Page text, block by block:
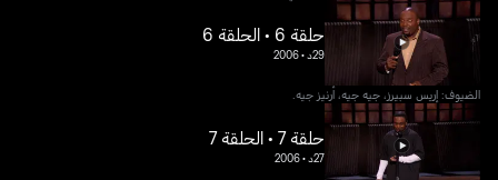
حلقة 6 • الحلقة 6
29د •
2006
الضيوف: إريس سبيرز، جيه جيه، أرنيز جيه.
حلقة 7 • الحلقة 7
27د •
2006